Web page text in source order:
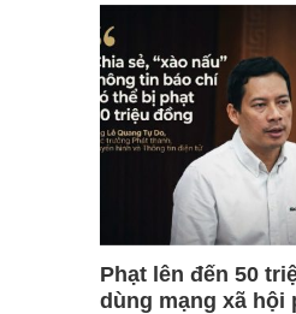
Phạt lên đến 50
dùng mạng xã hội